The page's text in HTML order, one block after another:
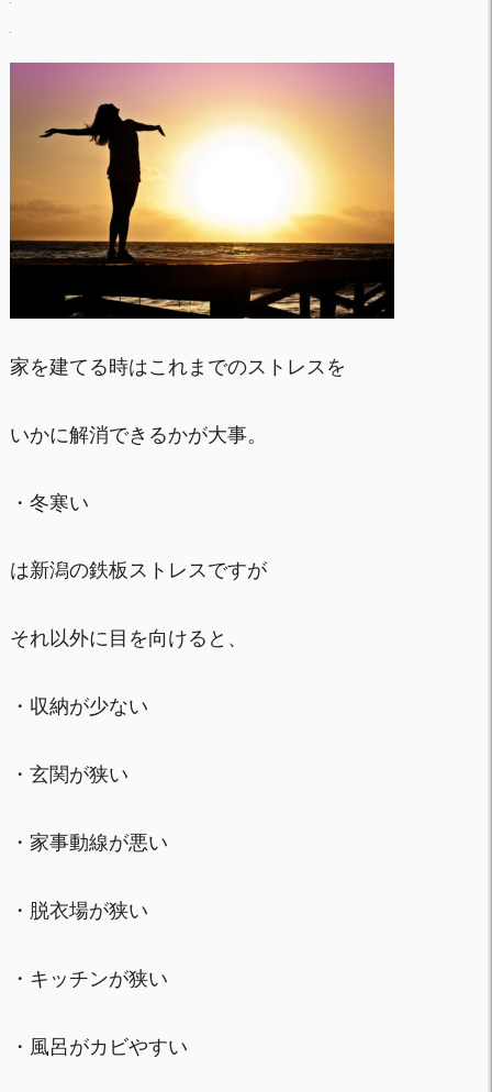
家を建てる時はこれまでのストレスを
いかに解消できるかが大事。
・冬寒い
は新潟の鉄板ストレスですが
それ以外に目を向けると、
・収納が少ない
・玄関が狭い
・家事動線が悪い
・脱衣場が狭い
・キッチンが狭い
・風呂がカビやすい